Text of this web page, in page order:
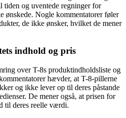
tiden og uventede regninger for
ønskede. Nogle kommentatorer føler
de ikke ønsker, hvilket de mener
indhold og pris
over T-8s produktindholdsliste og
hævder, at T-8-pillerne
og ikke lever op til deres påstande
De mener også, at prisen for
til deres reelle værdi.